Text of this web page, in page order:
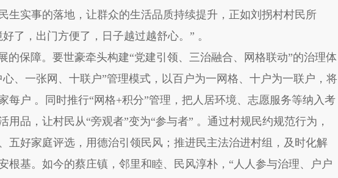
生实事的落地，让群众的生活品质持续提升，正如刘拐村村民所
了，出门方便了，日子越过越舒心。” 。
保障。要世豪牵头构建“党建引领、三治融合、网格联动”的治理体
心、一张网、十联户”管理模式，以百户为一网格、十户为一联户，将
每户 。同时推行“网格+积分”管理，把人居环境、志愿服务等纳入考
用品，让村民从“旁观者”变为“参与者” 。通过村规民约规范行为，
五好家庭评选，用德治引领民风；推进民主法治进村组，及时化解
根基。如今的蔡庄镇，邻里和睦、民风淳朴，“人人参与治理、户户